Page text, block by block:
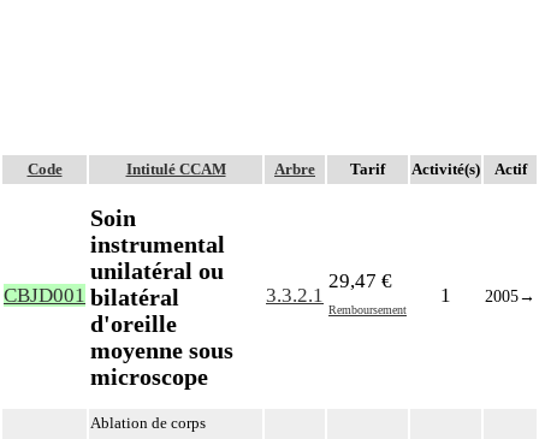
Code Intitulé CCAM Arbre Tarif Activité(s) Actif
CBJD001
Soin
instrumental
unilatéral ou
bilatéral
d'oreille
moyenne sous
microscope
3.3.2.1
29,47 €
Remboursement
1 2005→
Ablation de corps